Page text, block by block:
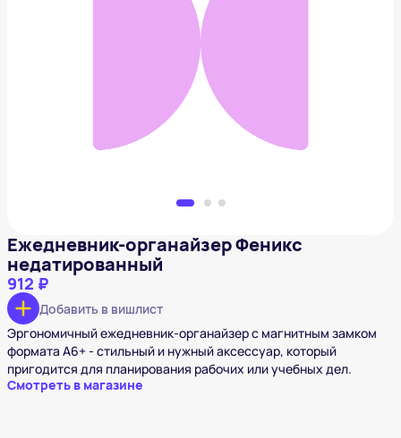
Ежедневник-органайзер Феникс недатированный
912 ₽
Добавить в вишлист
Ежедневник-органайзер Феникс
недатированный
912 ₽
Добавить в вишлист
Эргономичный ежедневник-органайзер с магнитным замком
формата А6+ - стильный и нужный аксессуар, который
пригодится для планирования рабочих или учебных дел.
Смотреть в магазине